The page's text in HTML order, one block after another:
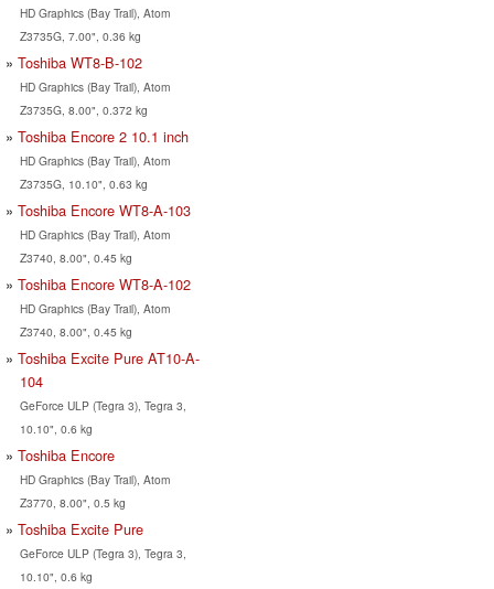
HD Graphics (Bay Trail), Atom
Z3735G, 7.00", 0.36 kg
HD Graphics (Bay Trail), Atom
Z3735G, 8.00", 0.372 kg
Toshiba Encore 2 10.1 inch
HD Graphics (Bay Trail), Atom
Z3735G, 10.10", 0.63 kg
Toshiba Encore WT8-A-103
HD Graphics (Bay Trail), Atom
Z3740, 8.00", 0.45 kg
Toshiba Encore WT8-A-102
HD Graphics (Bay Trail), Atom
Z3740, 8.00", 0.45 kg
Toshiba Excite Pure AT10-A-
104
GeForce ULP (Tegra 3), Tegra 3,
10.10", 0.6 kg
Toshiba Encore
HD Graphics (Bay Trail), Atom
Z3770, 8.00", 0.5 kg
Toshiba Excite Pure
GeForce ULP (Tegra 3), Tegra 3,
10.10", 0.6 kg